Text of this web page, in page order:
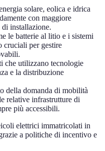
solare, eolica e idrica
con maggiore
installazione.
le batterie al litio e i sistemi
cruciali per gestire
che utilizzano tecnologie
e la distribuzione
della domanda di mobilità
relative infrastrutture di
più accessibili.
elettrici immatricolati in
a politiche di incentivo e